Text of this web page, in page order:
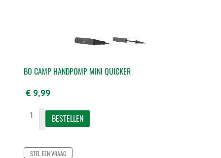
BO CAMP HANDPOMP MINI QUICKER
€ 9,99
STEL EEN VRAAG